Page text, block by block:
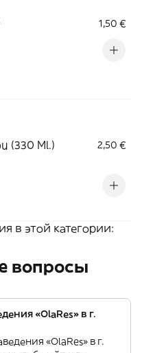
1,50 €
(330 Ml.)
2,50 €
в этой категории:
вопросы
«OlaRes» в г.
«OlaRes» в г.